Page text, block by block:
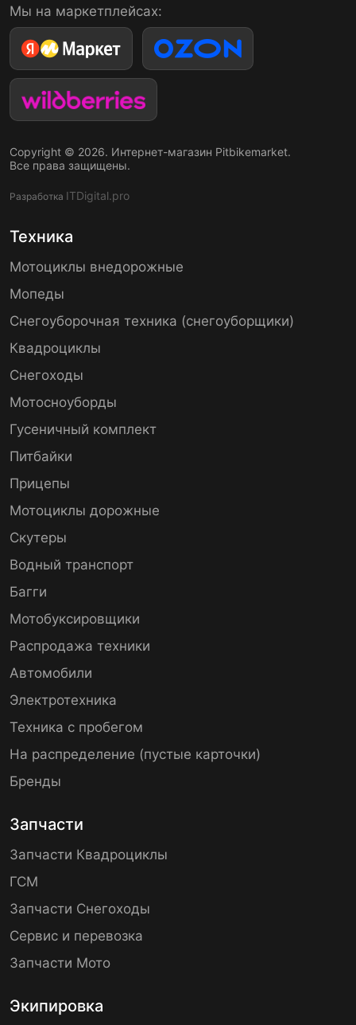
Мы на маркетплейсах:
Copyright © 2026. Интернет-магазин Pitbikemarket.
Все права защищены.
Разработка ITDigital.pro
Техника
Мотоциклы внедорожные
Мопеды
Снегоуборочная техника (снегоуборщики)
Квадроциклы
Снегоходы
Мотосноуборды
Гусеничный комплект
Питбайки
Прицепы
Мотоциклы дорожные
Скутеры
Водный транспорт
Багги
Мотобуксировщики
Распродажа техники
Автомобили
Электротехника
Техника с пробегом
На распределение (пустые карточки)
Бренды
Запчасти
Запчасти Квадроциклы
ГСМ
Запчасти Снегоходы
Сервис и перевозка
Запчасти Мото
Экипировка